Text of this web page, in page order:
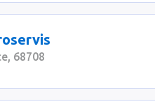
68708